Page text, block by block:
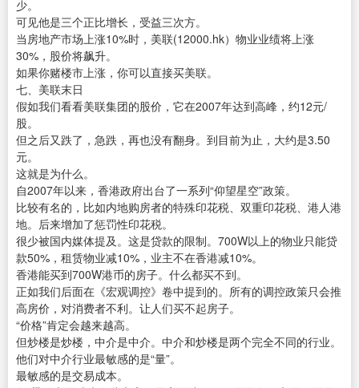
少。
可见他是三个正比增长，受益三次方。
当房地产市场上涨10%时，美联(12000.hk）物业业绩将上涨
30%，股价将飙升。
如果你赌楼市上涨，你可以直接买美联。
七、美联末日
假如我们看看美联集团的股价，它在2007年达到高峰，约12元/
股。
但之后又跌了，急跌，再也没有翻身。到目前为止，大约是3.50
元。
这就是为什么。
自2007年以来，香港政府出台了一系列“仰望星空”政策。
比较有名的，比如内地购房者的特殊印花税、双重印花税、港人港
地。后来增加了惩罚性印花税。
很少被国内媒体提及。这是贷款的限制。700W以上的物业只能贷
款50%，租赁物业减10%，业主不在香港减10%。
香港能买到700W港币的房子。什么都买不到。
正如我们后面在《宏观调控》卷中提到的。所有的调控政策只会推
高房价，对消费者不利。让人们买不起房子。
“价格”肯定会越来越高。
但炒楼是炒楼，中介是中介。中介和炒楼是两个完全不同的行业。
他们对中介行业最敏感的是“量”。
最敏感的是交易成本。